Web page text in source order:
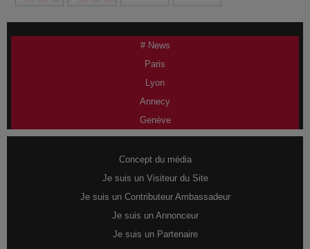
# News
Paris
Lyon
Annecy
Genève
Concept du média
Je suis un Visiteur du Site
Je suis un Contributeur Ambassadeur
Je suis un Annonceur
Je suis un Partenaire